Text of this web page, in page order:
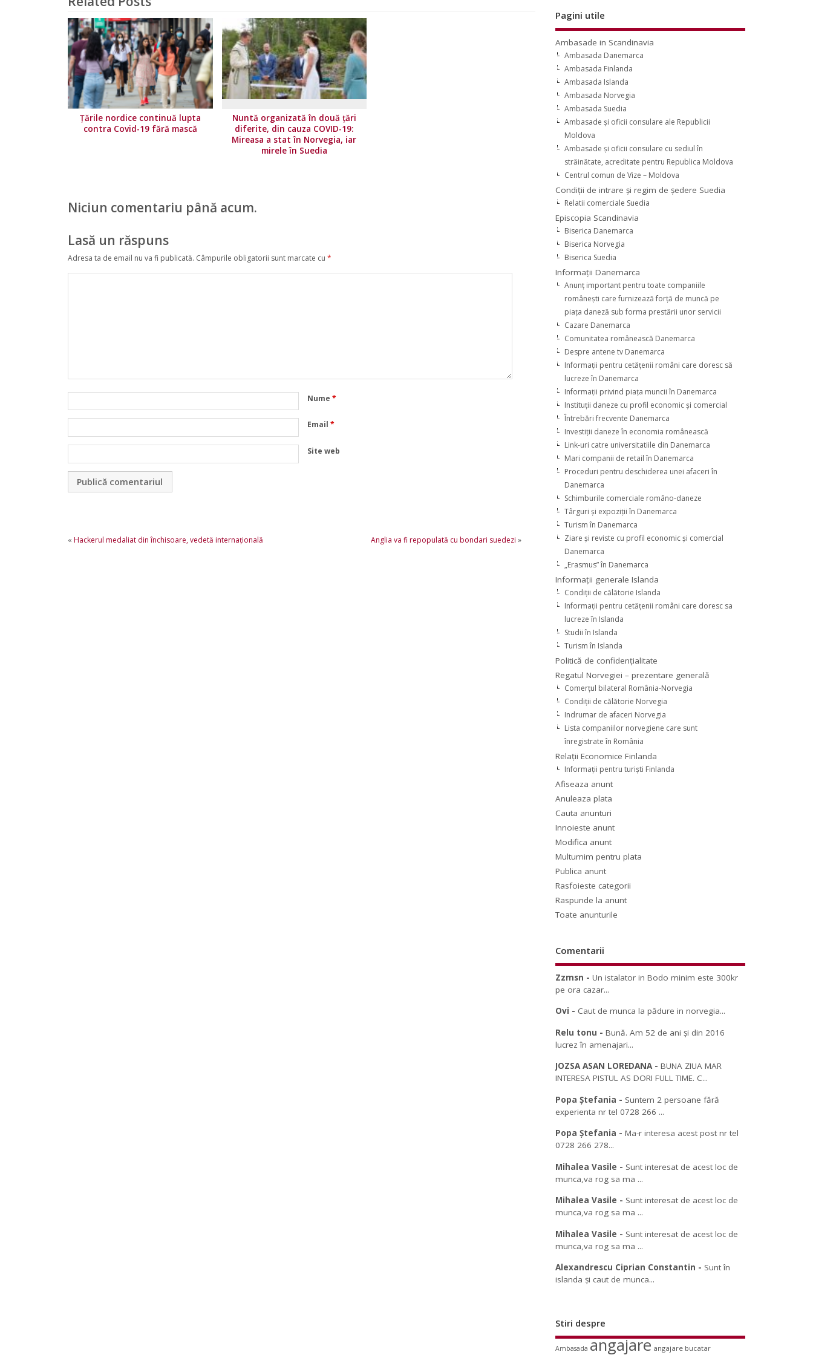
Țările nordice continuă lupta
contra Covid-19 fără mască
Nuntă organizată în două țări
diferite, din cauza COVID-19:
Mireasa a stat în Norvegia, iar
mirele în Suedia
Niciun comentariu până acum.
Lasă un răspuns
Adresa ta de email nu va fi publicată. Câmpurile obligatorii sunt marcate cu *
Nume *
Email *
Site web
« Hackerul medaliat din închisoare, vedetă internaţională Anglia va fi repopulată cu bondari suedezi »
Pagini utile
Ambasade in Scandinavia
Ambasada Danemarca
Ambasada Finlanda
Ambasada Islanda
Ambasada Norvegia
Ambasada Suedia
Ambasade şi oficii consulare ale Republicii
Moldova
Ambasade şi oficii consulare cu sediul în
străinătate, acreditate pentru Republica Moldova
Centrul comun de Vize – Moldova
Condiţii de intrare şi regim de şedere Suedia
Relatii comerciale Suedia
Episcopia Scandinavia
Biserica Danemarca
Biserica Norvegia
Biserica Suedia
Informaţii Danemarca
Anunţ important pentru toate companiile
româneşti care furnizează forţă de muncă pe
piaţa daneză sub forma prestării unor servicii
Cazare Danemarca
Comunitatea românească Danemarca
Despre antene tv Danemarca
Informaţii pentru cetăţenii români care doresc să
lucreze în Danemarca
Informaţii privind piaţa muncii în Danemarca
Instituţii daneze cu profil economic şi comercial
Întrebări frecvente Danemarca
Investiţii daneze în economia românească
Link-uri catre universitatiile din Danemarca
Mari companii de retail în Danemarca
Proceduri pentru deschiderea unei afaceri în
Danemarca
Schimburile comerciale româno-daneze
Târguri şi expoziţii în Danemarca
Turism în Danemarca
Ziare şi reviste cu profil economic şi comercial
Danemarca
„Erasmus” în Danemarca
Informaţii generale Islanda
Condiţii de călătorie Islanda
Informaţii pentru cetăţenii români care doresc sa
lucreze în Islanda
Studii în Islanda
Turism în Islanda
Politică de confidențialitate
Regatul Norvegiei – prezentare generală
Comerţul bilateral România-Norvegia
Condiții de călătorie Norvegia
Indrumar de afaceri Norvegia
Lista companiilor norvegiene care sunt
înregistrate în România
Relaţii Economice Finlanda
Informaţii pentru turişti Finlanda
Afiseaza anunt
Anuleaza plata
Cauta anunturi
Innoieste anunt
Modifica anunt
Multumim pentru plata
Publica anunt
Rasfoieste categorii
Raspunde la anunt
Toate anunturile
Comentarii
Zzmsn -Un istalator in Bodo minim este 300kr
pe ora cazar...
Ovi - Caut de munca la pădure in norvegia...
Relu tonu -Bună. Am 52 de ani și din 2016
lucrez în amenajari...
JOZSA ASAN LOREDANA-BUNA ZIUA MAR
INTERESA PISTUL AS DORI FULL TIME. C...
Popa Ștefania - Suntem 2 persoane fără
experienta nr tel 0728 266 ...
Popa Ștefania -Ma-r interesa acest post nr tel
0728 266 278...
Mihalea Vasile - Sunt interesat de acest loc de
munca,va rog sa ma ...
Mihalea Vasile - Sunt interesat de acest loc de
munca,va rog sa ma ...
Mihalea Vasile - Sunt interesat de acest loc de
munca,va rog sa ma ...
Alexandrescu Ciprian Constantin - Sunt în
islanda și caut de munca...
Stiri despre
Ambasada angajare angajare bucatar